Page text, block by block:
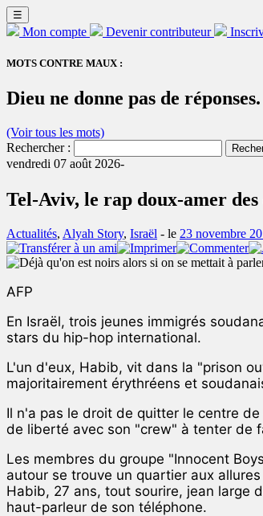
☰
Mon compte Devenir contributeur
MOTS CONTRE MAUX :
Dieu ne donne pas de
(Voir tous les mots)
Rechercher :
vendredi 07 août 2026-
Tel-Aviv, le rap doux-amer
Actualités, Alyah Story, Israël - le 23 novembre
AFP
En Israël, trois jeunes immigrés
stars du hip-hop international.
L'un d'eux, Habib, vit dans la "prison
majoritairement érythréens et
Il n'a pas le droit de quitter le centre
de liberté avec son "crew" à tenter de
Les membres du groupe "Innocent
autour se trouve un quartier aux
Habib, 27 ans, tout sourire, jean large
haut-parleur de son téléphone.